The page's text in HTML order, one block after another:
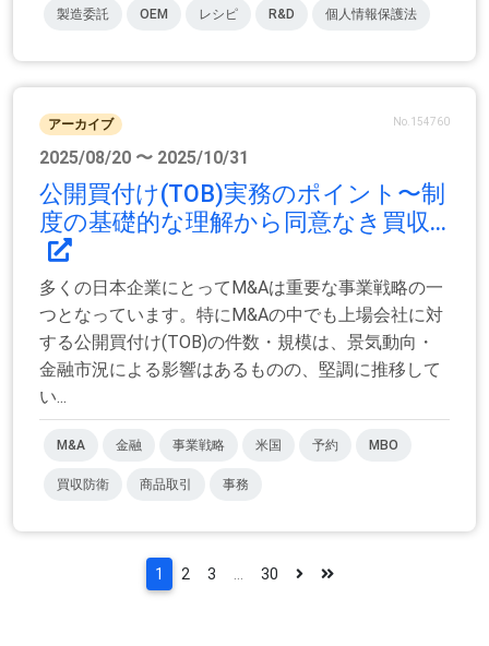
製造委託 OEM レシピ R&D 個人情報保護法
アーカイブ No.154760
2025/08/20 〜 2025/10/31
公開買付け(TOB)実務のポイント〜制
度の基礎的な理解から同意なき買収...
多くの日本企業にとってM&Aは重要な事業戦略の一
つとなっています。特にM&Aの中でも上場会社に対
する公開買付け(TOB)の件数・規模は、景気動向・
金融市況による影響はあるものの、堅調に推移して
い...
M&A 金融 事業戦略 米国 予約 MBO
買収防衛 商品取引 事務
1 2 3 ... 30